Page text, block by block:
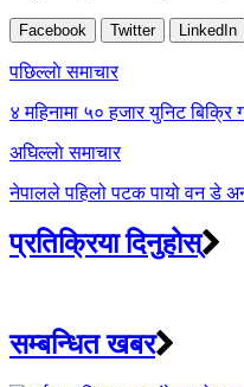
Facebook Twitter LinkedIn
Post
navigation
पछिल्लाे समाचार
४ महिनामा ५० हजार युनिट
अघिल्लाे समाचार
नेपालले पहिलो पटक पायो वन डे
प्रतिक्रिया दिनुहोस्
सम्बन्धित खबर